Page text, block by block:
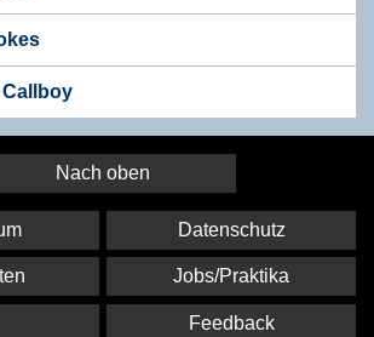
Callboy
Nach oben
Datenschutz
Jobs/Praktika
Feedback